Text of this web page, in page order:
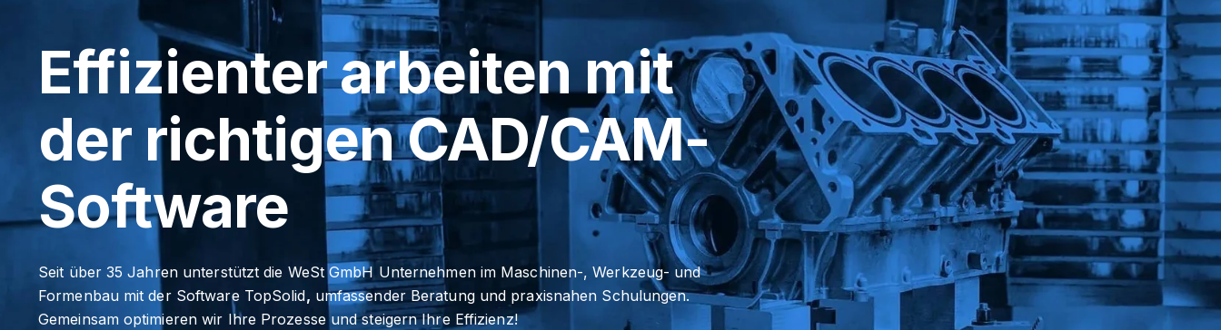
Effizienter arbeiten mit
der richtigen CAD/CAM-
Software
Seit über 35 Jahren unterstützt die WeSt GmbH Unternehmen im Maschinen-, Werkzeug- und
Formenbau mit der Software TopSolid, umfassender Beratung und praxisnahen Schulungen.
Gemeinsam optimieren wir Ihre Prozesse und steigern Ihre Effizienz!